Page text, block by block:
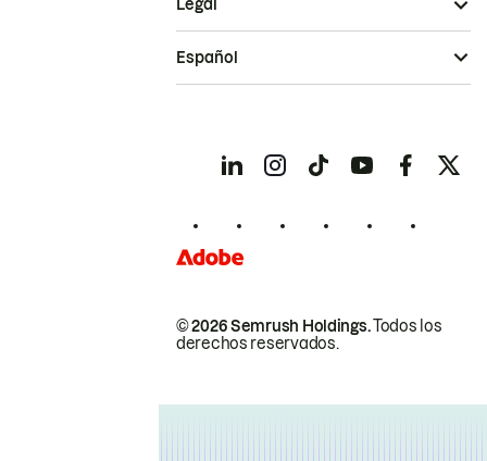
© 2026 Semrush Holdings.Todos los
derechos reservados.
Legal
Español